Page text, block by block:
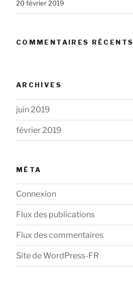
20 février 2019
COMMENTAIRES RÉCENTS
ARCHIVES
juin 2019
février 2019
MÉTA
Connexion
Flux des publications
Flux des commentaires
Site de WordPress-FR